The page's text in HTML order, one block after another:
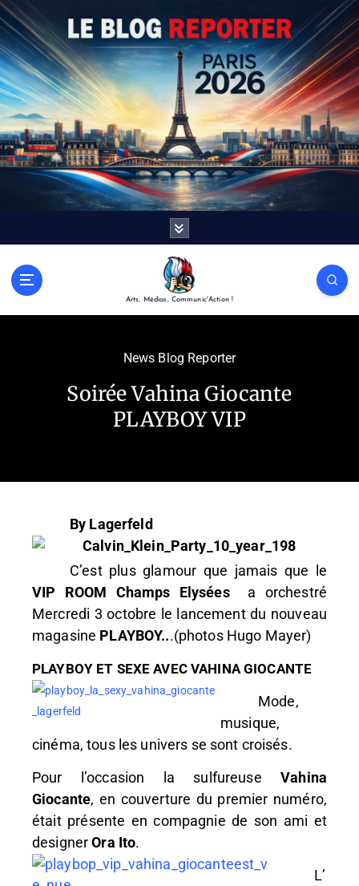
Arts, Médias, Communic'Action !
News Blog Reporter
Soirée Vahina Giocante
PLAYBOY VIP
By Lagerfeld
C’est plus glamour que jamais que le
VIP ROOM Champs Elysées
a orchestré
Mercredi 3 octobre le lancement du nouveau
magasine PLAYBOY...(photos Hugo Mayer)
PLAYBOY ET SEXE AVEC VAHINA GIOCANTE
Mode,
musique,
cinéma, tous les univers se sont croisés.
Pour l’occasion la sulfureuseVahina
Giocante, en couverture du premier numéro,
était présente en compagnie de son ami et
designerOra Ito.
L’